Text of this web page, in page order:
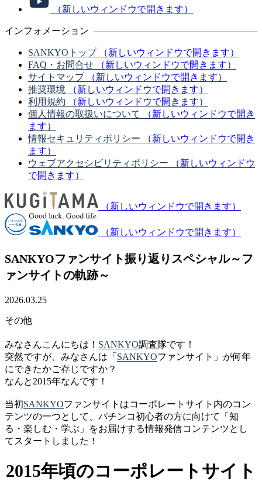
（新しいウィンドウで開きます）
インフォメーション
SANKYOトップ
（新しいウィンドウで開きます）
FAQ・お問合せ
（新しいウィンドウで開きます）
サイトマップ
（新しいウィンドウで開きます）
推奨環境
（新しいウィンドウで開きます）
利用規約
（新しいウィンドウで開きます）
個人情報の取扱いについて
（新しいウィンドウで開き
ます）
情報セキュリティポリシー
（新しいウィンドウで開き
ます）
ウェブアクセシビリティポリシー
（新しいウィンドウ
で開きます）
（新しいウィンドウで開きます）
（新しいウィンドウで開きます）
SANKYOファンサイト振り返りスペシャル～フ
ァンサイトの軌跡～
2026.03.25
その他
みなさんこんにちは！ SANKYO調査隊です！
突然ですが、みなさんは「 SANKYOファンサイト」が何年
にできたかご存じですか？
なんと2015年なんです！
当初SANKYOファンサイトはコーポレートサイト内のコン
テンツの一つとして、パチンコ初心者の方に向けて「知
る・楽しむ・学ぶ」をお届けする情報発信コンテンツとし
てスタートしました！
2015年頃のコーポレートサイト